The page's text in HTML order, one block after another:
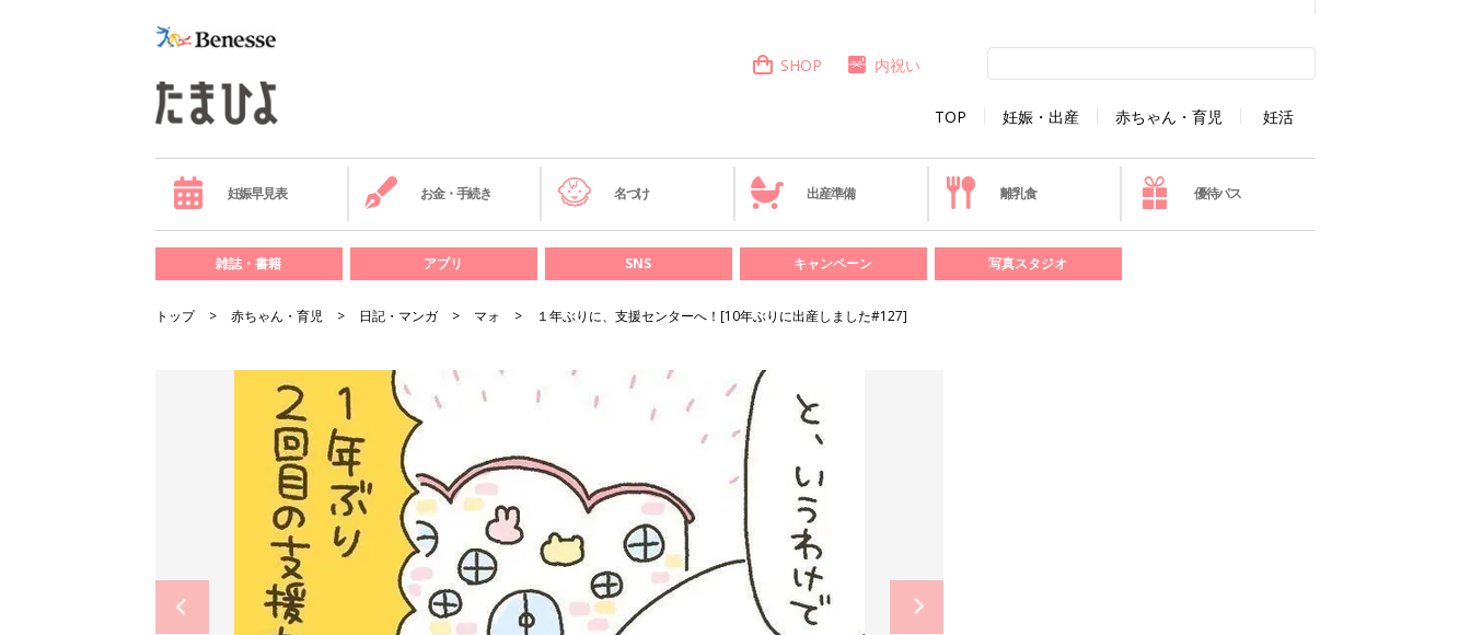
TOP 妊娠・出産 赤ちゃん・育児 妊活
SHOP 内祝い
妊娠早見表 お金・手続き 名づけ 出産準備 離乳食 優待パス
雑誌・書籍 アプリ SNS キャンペーン 写真スタジオ
トップ 赤ちゃん・育児 日記・マンガ マォ １年ぶりに、支援センターへ！[10年ぶりに出産しました#127]